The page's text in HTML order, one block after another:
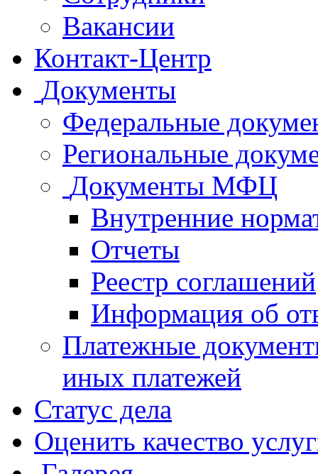
Вакансии
Контакт-Центр
Документы
Федеральные
Региональные
Документы МФЦ
Внутренние
Отчеты
Реестр соглашений
Информация об
Платежные
иных платежей
Статус дела
Оценить качество